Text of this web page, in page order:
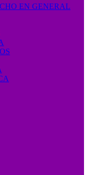
EN GENERAL